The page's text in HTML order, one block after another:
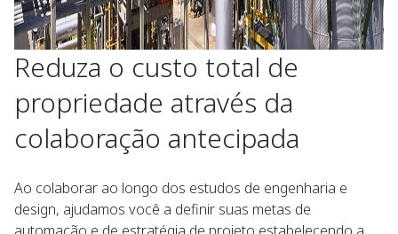
Reduza o custo total de
propriedade através da
colaboração antecipada
Ao colaborar ao longo dos estudos de engenharia e
design, ajudamos você a definir suas metas de